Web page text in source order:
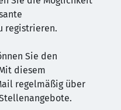
registrieren.
Sie den
diesem
regelmäßig über